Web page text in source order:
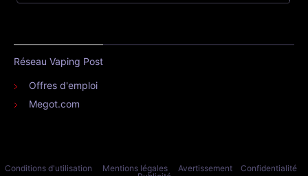
Réseau Vaping Post
Offres d'emploi
Megot.com
Conditions d'utilisation Mentions légales Avertissement
Confidentialité